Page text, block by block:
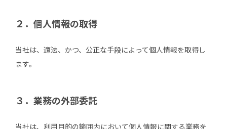
２．個人情報の取得
当社は、適法、かつ、公正な手段によって個人情報を取得し
ます。
３．業務の外部委託
当社は、利用目的の範囲内において個人情報に関する業務を